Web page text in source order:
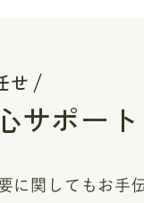
せ
サポート
に関してもお手